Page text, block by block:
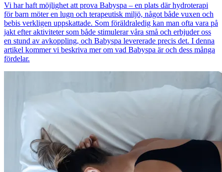
Vi har haft möjlighet att prova Babyspa – en plats där hydroterapi
för barn möter en lugn och terapeutisk miljö, något både vuxen och
bebis verkligen uppskattade. Som föräldraledig kan man ofta vara på
jakt efter aktiviteter som både stimulerar våra små och erbjuder oss
en stund av avkoppling, och Babyspa levererade precis det. I denna
artikel kommer vi beskriva mer om vad Babyspa är och dess många
fördelar.